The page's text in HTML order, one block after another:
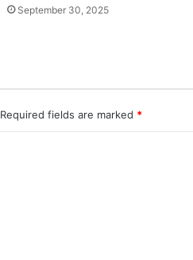
September 30, 2025
Required fields are marked *